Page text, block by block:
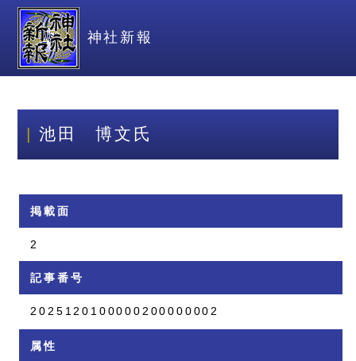
神社新報
池田 博文氏
掲載面
2
記事番号
2025120100000200000002
属性